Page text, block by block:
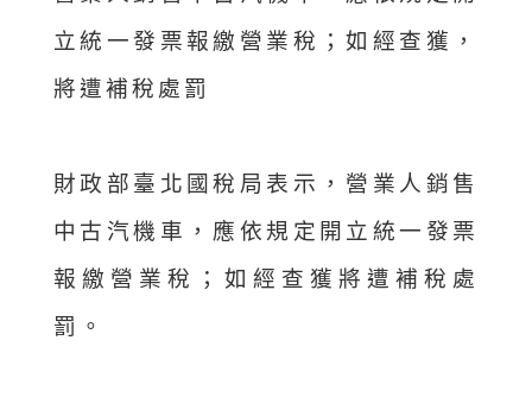
立統一發票報繳營業稅；如經查獲，
將遭補稅處罰
財政部臺北國稅局表示，營業人銷售
中古汽機車，應依規定開立統一發票
報繳營業稅；如經查獲將遭補稅處
罰。